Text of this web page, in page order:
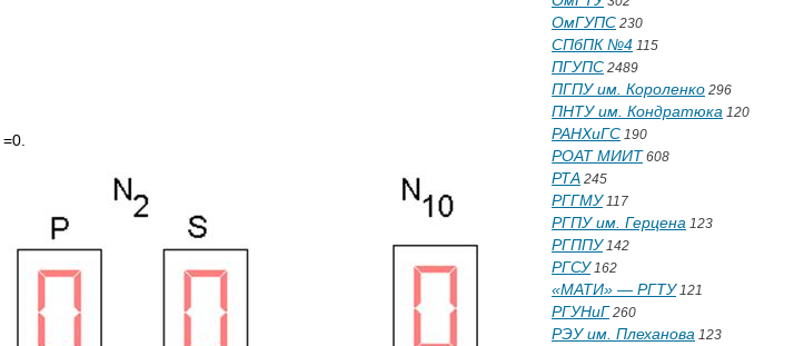
=0.
ОмГУПС 230
СПбПК №4 115
ПГУПС 2489
ПГПУ им. Короленко 296
ПНТУ им. Кондратюка 120
РАНХиГС 190
РОАТ МИИТ 608
РТА 245
РГГМУ117
РГПУ им. Герцена 123
РГППУ142
РГСУ162
«МАТИ» — РГТУ121
РГУНиГ 260
РЭУ им. Плеханова 123